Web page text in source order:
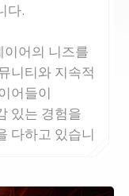
다.
어의 니즈를
니티와 지속적
어들이
있는 경험을
다하고 있습니